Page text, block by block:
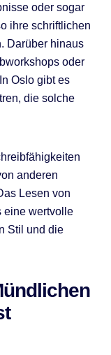
oder sogar
ihre schriftlichen
Darüber hinaus
oder
Oslo gibt es
die solche
anderen
Lesen von
eine wertvolle
Stil und die